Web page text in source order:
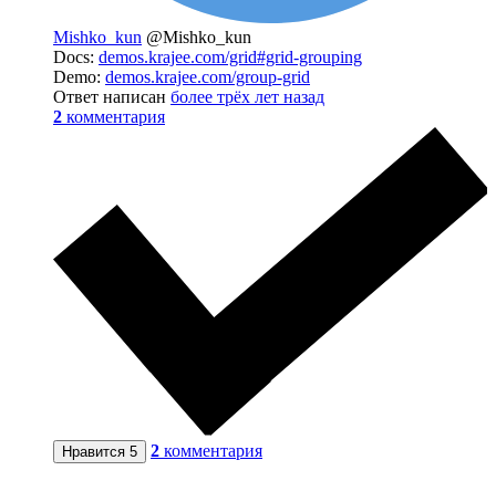
Mishko_kun @Mishko_kun
Docs: demos.krajee.com/grid#grid-grouping
Demo: demos.krajee.com/group-grid
Ответ написан более трёх лет назад
2 комментария
Нравится 5 2 комментария